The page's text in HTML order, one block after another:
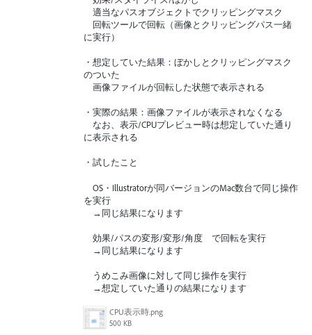
適当なパスオブジェクトでクリッピングマスク
回転ツールで回転（画像とクリッピングパス一緒
に実行）
・想定していた結果：ぼかしとクリッピングマスク
のついた
画像ファイルが回転した状態で表示される
・実際の結果：画像ファイルが表示されなくなる
なお、表示/CPUプレビュー時は想定していた通り
に表示される
・試したこと
OS・Illustratorが同バージョンのMac数台で同じ操作
を実行
→同じ結果になります
効果/パスの変形/変形/角度 で回転を実行
→同じ結果になります
うめこみ画像に対して同じ操作を実行
→想定していた通りの結果になります
CPU表示時.png
500 KB